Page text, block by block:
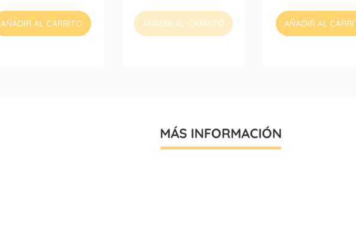
AÑADIR AL CARRITO AÑADIR AL CARRITO AÑADIR AL
MÁS INFORMACIÓN